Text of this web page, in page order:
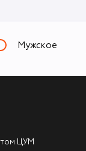
Мужское
ЦУМ